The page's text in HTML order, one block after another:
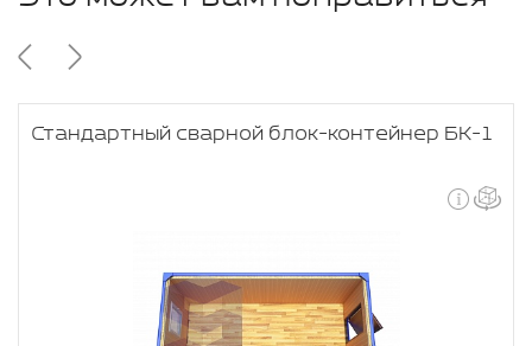
Стандартный сварной блок-контейнер БК-1